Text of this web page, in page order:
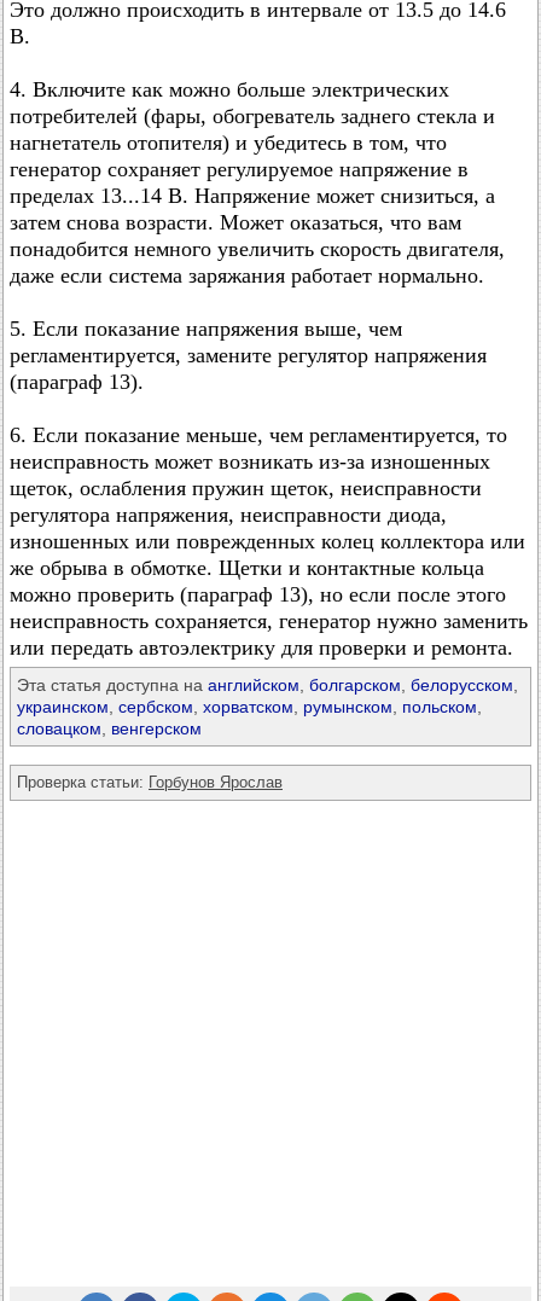
Это должно происходить в интервале от 13.5 до 14.6
В.
4. Включите как можно больше электрических
потребителей (фары, обогреватель заднего стекла и
нагнетатель отопителя) и убедитесь в том, что
генератор сохраняет регулируемое напряжение в
пределах 13...14 В. Напряжение может снизиться, а
затем снова возрасти. Может оказаться, что вам
понадобится немного увеличить скорость двигателя,
даже если система заряжания работает нормально.
5. Если показание напряжения выше, чем
регламентируется, замените регулятор напряжения
(параграф 13).
6. Если показание меньше, чем регламентируется, то
неисправность может возникать из-за изношенных
щеток, ослабления пружин щеток, неисправности
регулятора напряжения, неисправности диода,
изношенных или поврежденных колец коллектора или
же обрыва в обмотке. Щетки и контактные кольца
можно проверить (параграф 13), но если после этого
неисправность сохраняется, генератор нужно заменить
или передать автоэлектрику для проверки и ремонта.
Эта статья доступна на английском болгарском белорусском
украинском сербском хорватском румынском польском
словацком
венгерском
Проверка статьи: Горбунов Ярослав